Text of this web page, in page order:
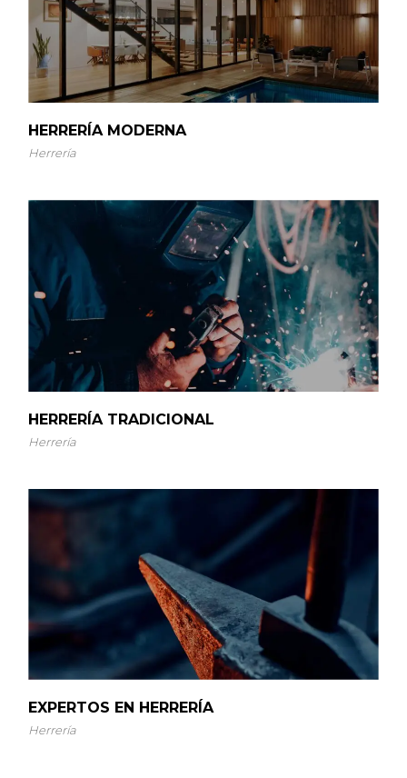
HERRERÍA MODERNA
Herrería
HERRERÍA TRADICIONAL
Herrería
EXPERTOS EN HERRERÍA
Herrería